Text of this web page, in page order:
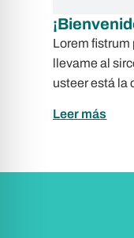
Lorem fistrum
llevame al
usteer está la
Leer más